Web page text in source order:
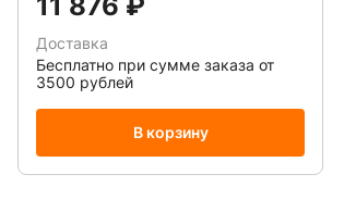
Доставка
Бесплатно при сумме заказа от
3500 рублей
В корзину